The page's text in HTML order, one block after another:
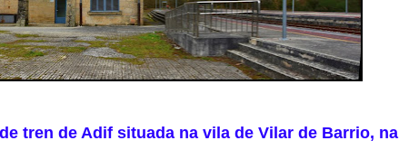
tren de Adif situada na vila de Vilar de Barrio, na